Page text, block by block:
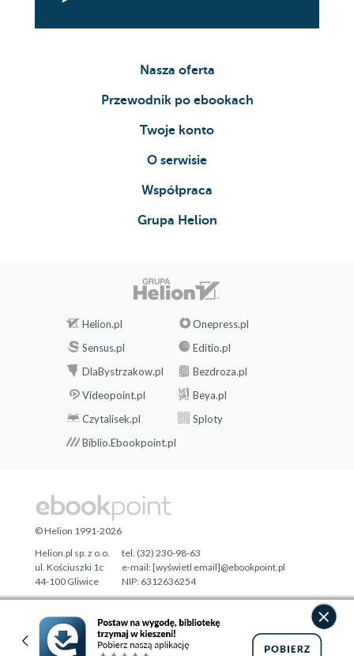
Nasza oferta
Przewodnik po ebookach
Twoje konto
O serwisie
Współpraca
Grupa Helion
Helion.pl
Onepress.pl
Sensus.pl
Editio.pl
DlaBystrzakow.pl
Bezdroza.pl
Videopoint.pl
Beya.pl
Czytalisek.pl
Sploty
Biblio.Ebookpoint.pl
Designed with ♥ byTonik.pl
© Helion 1991-2026
Helion.pl sp. z o.o.
ul. Kościuszki 1c
44-100 Gliwice
tel. (32) 230-98-63
e-mail:[wyświetl email]@ebookpoint.pl
NIP: 6312636254
Regon: 241989027